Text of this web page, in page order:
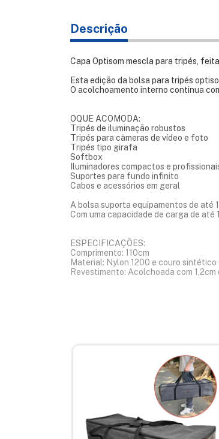
Descrição
Capa Optisom mescla para tripés,
Esta edição da bolsa para tripés
O acolchoamento interno continua
OQUE ACOMODA:
Tripés de iluminação robustos
Tripés para câmeras de vídeo e foto
Tripés tipo girafa
Softbox
Iluminadores compactos e
Suportes para fundo infinito
Cabos e acessórios em geral
A bolsa suporta equipamentos de até
Com uma capacidade de carga de até
ESPECIFICAÇÕES:
Comprimento: 110cm
Material: Nylon 1200 e couro sintético
Revestimento: Acolchoada com 1,2cm
01 Capa para tripés de iluminação